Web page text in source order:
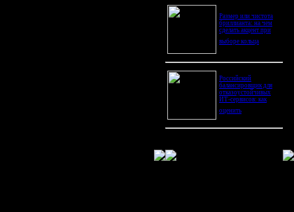
Размер или чистота
бриллианта: на чем
сделать акцент при
выборе кольца
Российский
балансировщик для
отказоустойчивых
ИТ-сервисов: как
оценить